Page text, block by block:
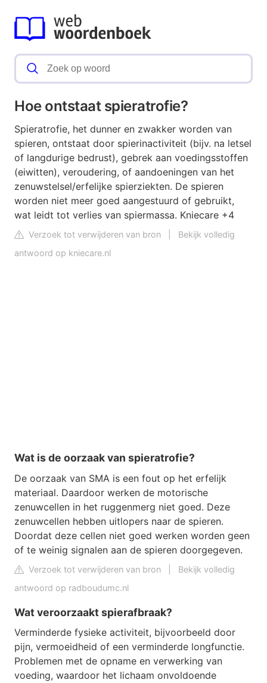
Hoe ontstaat spieratrofie?
Spieratrofie, het dunner en zwakker worden van
spieren, ontstaat door spierinactiviteit (bijv. na letsel
of langdurige bedrust), gebrek aan voedingsstoffen
(eiwitten), veroudering, of aandoeningen van het
zenuwstelsel/erfelijke spierziekten. De spieren
worden niet meer goed aangestuurd of gebruikt,
wat leidt tot verlies van spiermassa. Kniecare +4
Verzoek tot verwijderen van bron
Bekijk volledig
antwoord op kniecare.nl
Wat is de oorzaak van spieratrofie?
De oorzaak van SMA is een fout op het erfelijk
materiaal. Daardoor werken de motorische
zenuwcellen in het ruggenmerg niet goed. Deze
zenuwcellen hebben uitlopers naar de spieren.
Doordat deze cellen niet goed werken worden geen
of te weinig signalen aan de spieren doorgegeven.
Verzoek tot verwijderen van bron
Bekijk volledig
antwoord op radboudumc.nl
Wat veroorzaakt spierafbraak?
Verminderde fysieke activiteit, bijvoorbeeld door
pijn, vermoeidheid of een verminderde longfunctie.
Problemen met de opname en verwerking van
voeding, waardoor het lichaam onvoldoende